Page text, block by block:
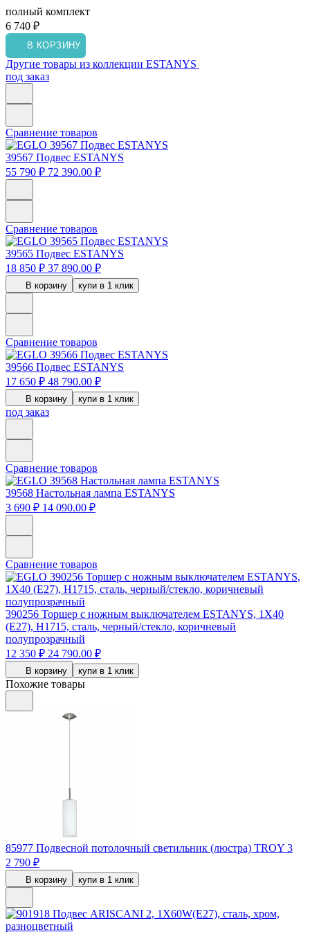
полный комплект
6 740 ₽
В КОРЗИНУ
Другие товары из коллекции ESTANYS
под заказ
Сравнение товаров
39567 Подвес ESTANYS
55 790 ₽ 72 390.00 ₽
Сравнение товаров
39565 Подвес ESTANYS
18 850 ₽ 37 890.00 ₽
В корзину купи в 1 клик
Сравнение товаров
39566 Подвес ESTANYS
17 650 ₽ 48 790.00 ₽
В корзину купи в 1 клик
под заказ
Сравнение товаров
39568 Настольная лампа ESTANYS
3 690 ₽ 14 090.00 ₽
Сравнение товаров
390256 Торшер с ножным выключателем ESTANYS, 1X40
(E27), H1715, сталь, черный/стекло, коричневый
полупрозрачный
12 350 ₽ 24 790.00 ₽
В корзину купи в 1 клик
Похожие товары
85977 Подвесной потолочный светильник (люстра) TROY 3
2 790 ₽
В корзину купи в 1 клик